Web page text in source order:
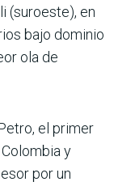
(suroeste), en
bajo dominio
ola de
el primer
y
por un